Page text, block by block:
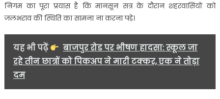
निगम का पूरा प्रयास है कि मानसून सत्र के दौरान शहरवासियों को
जलभराव की स्थिति का सामना ना करना पड़े।
यह भी पढ़ें
बाजपुर रोड पर भीषण हादसा: स्कूल जा
रहे तीन छात्रों को पिकअप ने मारी टक्कर, एक ने तोड़ा
दम